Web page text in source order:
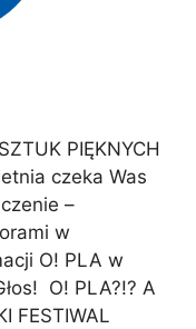
PIĘKNYCH
czeka Was
–
w
O! PLA w
O! PLA?!? A
FESTIWAL